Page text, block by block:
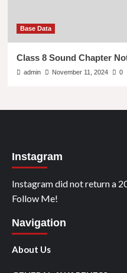
Base Data
Class 8 Sound Chapter
admin November 11, 2024 0
Instagram
Instagram did not return a
Follow Me!
Navigation
About Us